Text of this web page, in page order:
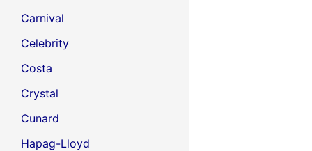
Carnival
Celebrity
Costa
Crystal
Cunard
Hapag-Lloyd